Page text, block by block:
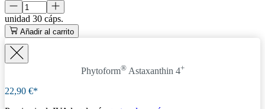
unidad 30 cáps.
Añadir al carrito
Phytoform® Astaxanthin 4+
22,90 €*